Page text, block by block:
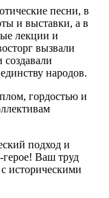
песни, в
и выставки, а в
лекции и
вызвали
создавали
народов.
гордостью и
подход и
герое! Ваш труд
историческими